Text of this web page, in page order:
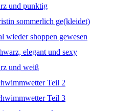
und punktig
sommerlich ge(kleidet)
wieder shoppen gewesen
elegant und sexy
und weiß
Teil 2
Teil 3